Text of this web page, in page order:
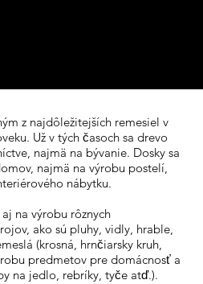
z najdôležitejších remesiel v
Už v tých časoch sa drevo
najmä na bývanie. Dosky sa
najmä na výrobu postelí,
nábytku.
na výrobu rôznych
ako sú pluhy, vidly, hrable,
(krosná, hrnčiarsky kruh,
predmetov pre domácnosť a
na jedlo, rebríky, tyče atď.).